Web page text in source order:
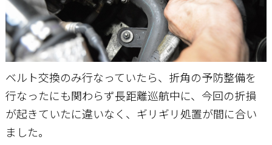
ベルト交換のみ行なっていたら、折角の予防整備を
行なったにも関わらず長距離巡航中に、今回の折損
が起きていたに違いなく、ギリギリ処置が間に合い
ました。